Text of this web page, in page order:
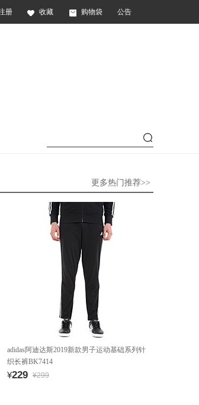
册 收藏 购物袋 公告
更多热门推荐>>
adidas阿迪达斯2019新款男子运动基础系列针
织长裤BK7414
¥229 ¥299